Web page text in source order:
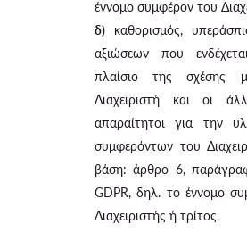
έννομο συμφέρον του
δ) καθορισμός,
αξιώσεων που
πλαίσιο της σχέσης
Διαχειριστή και οι
απαραίτητοι για την
συμφερόντων του
βάση: άρθρο 6,
GDPR, δηλ. το έννομο
Διαχειριστής ή τρίτος.